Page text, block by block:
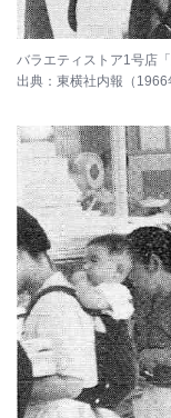
バラエティストア1号店
出典：東横社内報（1966